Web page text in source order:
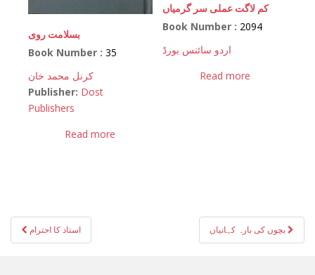
بسلامت روی
Book Number : 35
کرنل محمد خان
Publisher: Dost
Publishers
Read more
کم لاگت عملی سر گرمیاں
Book Number : 2094
اردو سائنس بورڈ
Read more
Post
navigation
استاد کا احترام